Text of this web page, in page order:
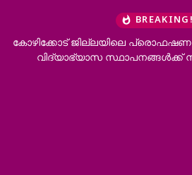
BREAKING!
ഒഴികെ ‘ഭർത്താവിന്റെ
വേണം’;